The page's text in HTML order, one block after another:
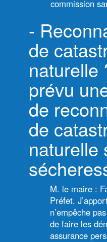
commission
-
de
naturelle
prévu
de
de
naturelle
M. le maire :
Préfet.
n’empêche
de faire les
assurance